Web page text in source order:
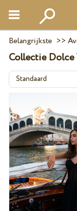
Belangrijkste >>
Collectie Dolce